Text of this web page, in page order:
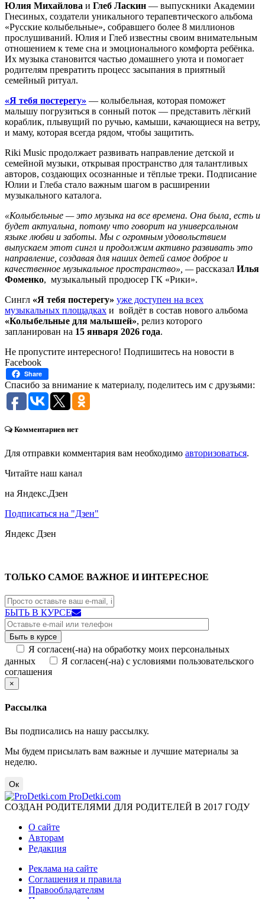
Юлия Михайлова и Глеб Ласкин — выпускники Академии
Гнесиных, создатели уникального терапевтического альбома
«Русские колыбельные», собравшего более 8 миллионов
прослушиваний. Юлия и Глеб известны своим внимательным
отношением к теме сна и эмоционального комфорта ребёнка.
Их музыка становится частью домашнего уюта и помогает
родителям превратить процесс засыпания в приятный
семейный ритуал.
«Я тебя постерегу» — колыбельная, которая поможет
малышу погрузиться в сонный поток — представить лёгкий
кораблик, плывущий по ручью, камыши, качающиеся на ветру,
и маму, которая всегда рядом, чтобы защитить.
Riki Music продолжает развивать направление детской и
семейной музыки, открывая пространство для талантливых
авторов, создающих осознанные и тёплые треки. Подписание
Юлии и Глеба стало важным шагом в расширении
музыкального каталога.
«Колыбельные — это музыка на все времена. Она была, есть и
будет актуальна, потому что говорит на универсальном
языке любви и заботы. Мы с огромным удовольствием
выпускаем этот сингл и продолжим активно развивать это
направление, создавая для наших детей самое доброе и
качественное музыкальное пространство», —рассказал Илья
Фоменко, музыкальный продюсер ГК «Рики».
Сингл «Я тебя постерегу» уже доступен на всех
музыкальных площадках и войдёт в состав нового альбома
«Колыбельные для малышей», релиз которого
запланирован на 15 января 2026 года.
Не пропустите интересного! Подпишитесь на новости в
Facebook
Share
Спасибо за внимание к материалу, поделитесь им с друзьями:
Комментариев нет
Для отправки комментария вам необходимо авторизоваться.
Читайте наш канал
на Яндекс.Дзен
Подписаться на "Дзен"
Яндекс Дзен
ТОЛЬКО САМОЕ ВАЖНОЕ И ИНТЕРЕСНОЕ
БЫТЬ В КУРСЕ
Я согласен(-на) на обработку моих персональных
данных
Я согласен(-на) с условиями пользовательского
соглашения
×
Рассылка
Вы подписались на нашу рассылку.
Мы будем присылать вам важные и лучшие материалы за
неделю.
Ок
ProDetki.com
СОЗДАН РОДИТЕЛЯМИ ДЛЯ РОДИТЕЛЕЙ В 2017 ГОДУ
О сайте
Авторам
Редакция
Реклама на сайте
Соглашения и правила
Правообладателям